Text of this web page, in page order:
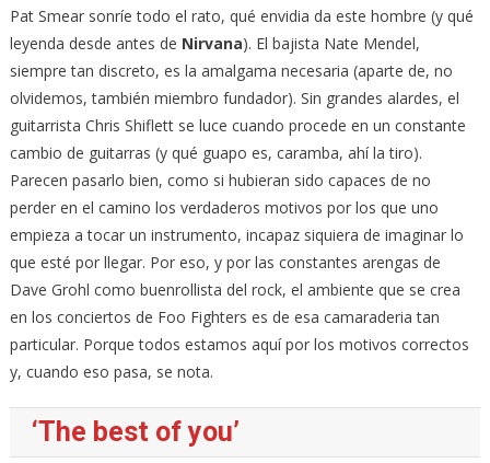
Pat Smear sonríe todo el rato, qué envidia da este hombre (y qué
leyenda desde antes de Nirvana). El bajista Nate Mendel,
siempre tan discreto, es la amalgama necesaria (aparte de, no
olvidemos, también miembro fundador). Sin grandes alardes, el
guitarrista Chris Shiflett se luce cuando procede en un constante
cambio de guitarras (y qué guapo es, caramba, ahí la tiro).
Parecen pasarlo bien, como si hubieran sido capaces de no
perder en el camino los verdaderos motivos por los que uno
empieza a tocar un instrumento, incapaz siquiera de imaginar lo
que esté por llegar. Por eso, y por las constantes arengas de
Dave Grohl como buenrollista del rock, el ambiente que se crea
en los conciertos de Foo Fighters es de esa camaraderia tan
particular. Porque todos estamos aquí por los motivos correctos
y, cuando eso pasa, se nota.
‘The best of you’